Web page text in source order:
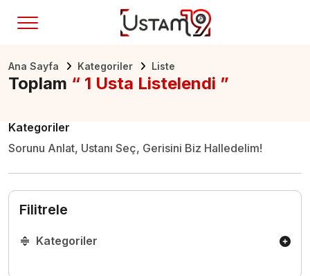
Ana Sayfa Kategoriler Liste
Toplam “ 1 Usta Listelendi ”
Kategoriler
Sorunu Anlat, Ustanı Seç, Gerisini Biz Halledelim!
Filitrele
Kategoriler